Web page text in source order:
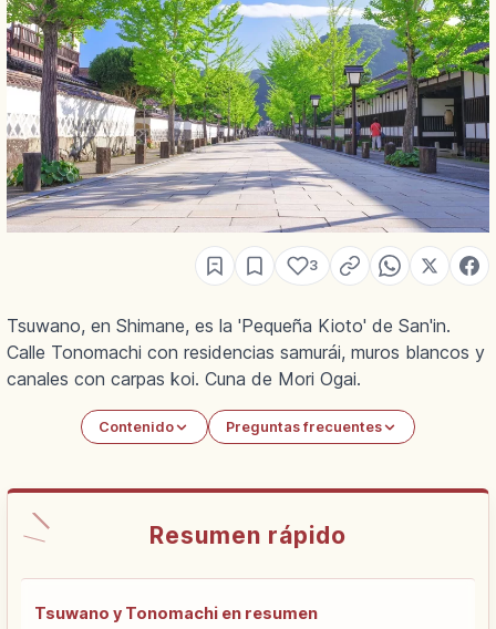
3
Tsuwano, en Shimane, es la 'Pequeña Kioto' de San'in.
Calle Tonomachi con residencias samurái, muros blancos y
canales con carpas koi. Cuna de Mori Ogai.
Contenido Preguntas frecuentes
Resumen rápido
Tsuwano y Tonomachi en resumen